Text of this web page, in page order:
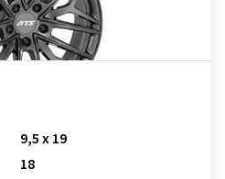
9,5 x 19
18